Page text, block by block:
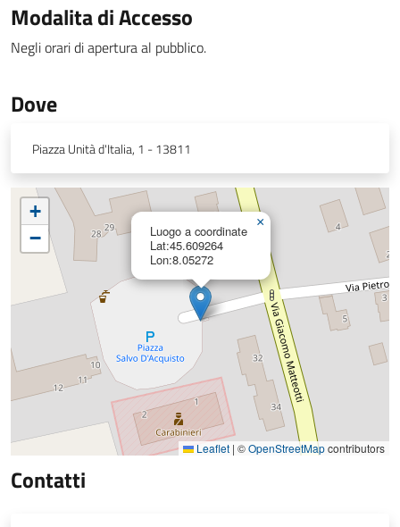
Modalita di Accesso
Negli orari di apertura al pubblico.
Dove
Piazza Unità d'Italia, 1 - 13811
Luogo a coordinate
Lat:45.609264
Lon:8.05272
×
+
−
Leaflet | ©OpenStreetMapcontributors
Contatti